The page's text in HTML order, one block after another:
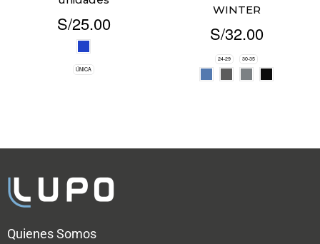
S/25.00
ÚNICA
WINTER
S/32.00
24-29 30-35
Quienes Somos